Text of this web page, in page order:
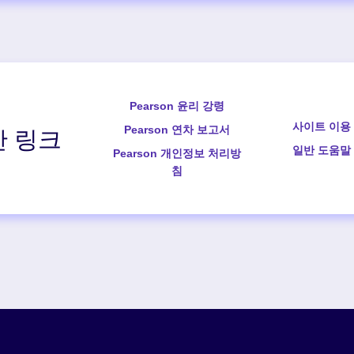
링크
Pearson 윤리 강령
Pearson 연차 보고서
Pearson 개인정보 처리방
침
사이트 이용
일반 도움말